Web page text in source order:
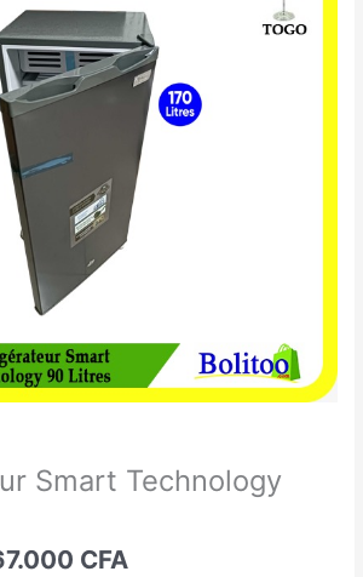
Smart Technology
CFA.
CFA
67.000 CFA.